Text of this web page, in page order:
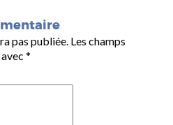
pas publiée. Les champs
avec*